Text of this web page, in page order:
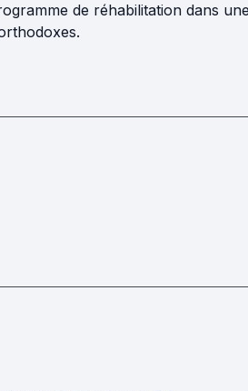
de réhabilitation dans